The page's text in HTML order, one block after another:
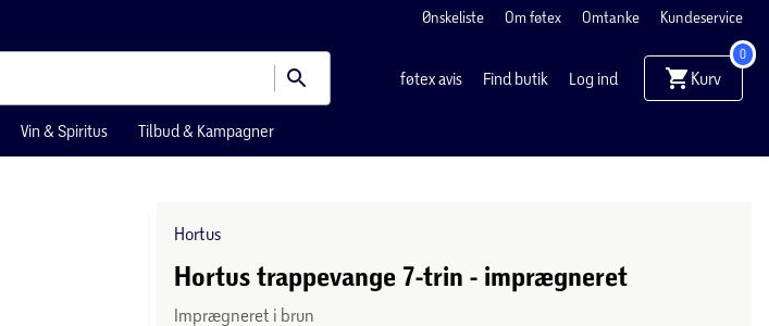
Ønskeliste Om føtex Omtanke Kundeservice
føtex avis Find butik Log ind Kurv
0
Vin & Spiritus Tilbud & Kampagner
Hortus
Hortus trappevange 7-trin - imprægneret
Imprægneret i brun